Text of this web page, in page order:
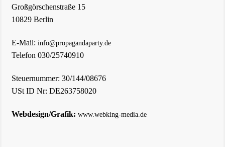
Großgörschenstraße 15
10829 Berlin
E-Mail: info@propagandaparty.de
Telefon 030/25740910
Steuernummer: 30/144/08676
USt ID Nr: DE263758020
Webdesign/Grafik: www.webking-media.de